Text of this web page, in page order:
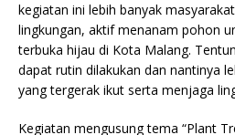
kegiatan ini lebih banyak
lingkungan, aktif menanam pohon
terbuka hijau di Kota Malang.
dapat rutin dilakukan dan nantinya
yang tergerak ikut serta menjaga
Kegiatan mengusung tema “Plant